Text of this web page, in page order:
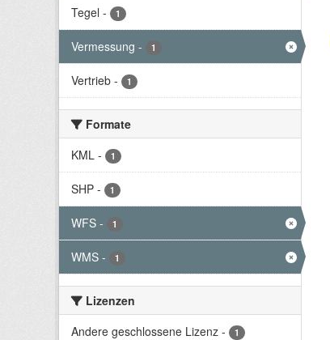
Tegel - 1
Vermessung - 1
Vertrieb - 1
Formate
KML - 1
SHP - 1
WFS - 1
WMS - 1
Lizenzen
Andere geschlossene Lizenz - 1